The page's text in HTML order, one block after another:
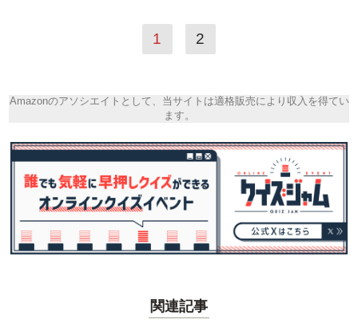
1 2
Amazonのアソシエイトとして、当サイトは適格販売により収入を得てい
ます。
関連記事